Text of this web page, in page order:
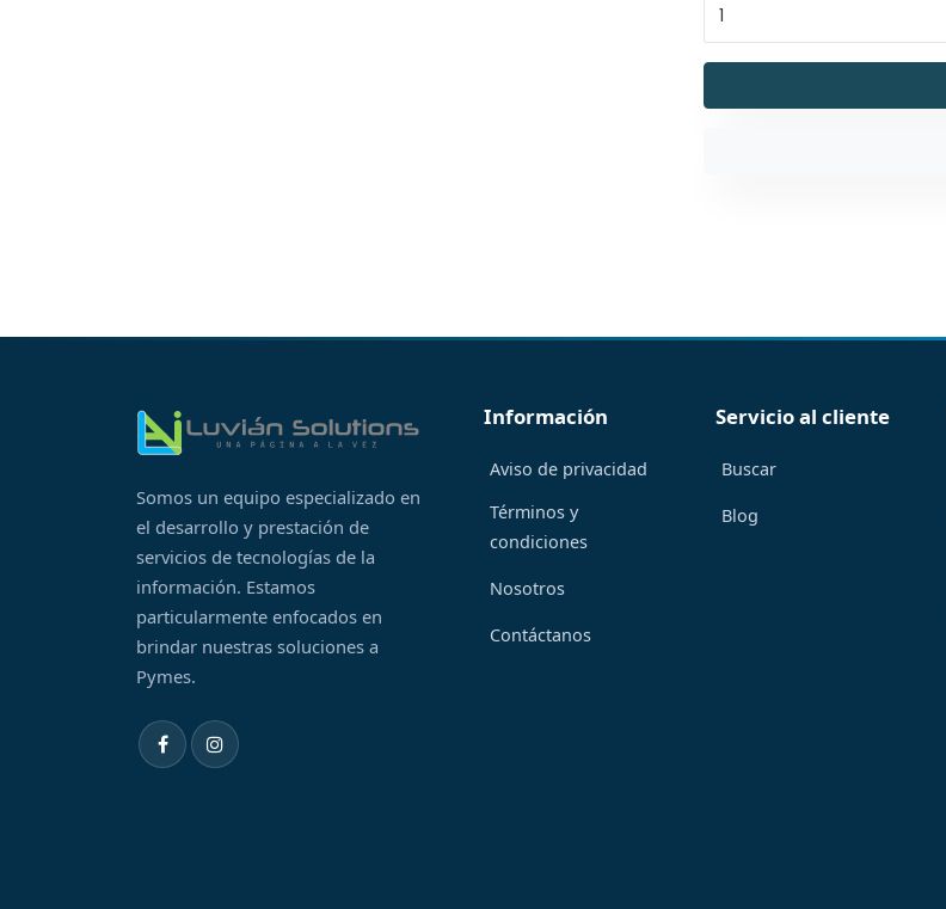
Somos un equipo especializado en
el desarrollo y prestación de
servicios de tecnologías de la
información. Estamos
particularmente enfocados en
brindar nuestras soluciones a
Pymes.
Información
Aviso de privacidad
Términos y
condiciones
Nosotros
Contáctanos
Servicio al cliente
Buscar
Blog